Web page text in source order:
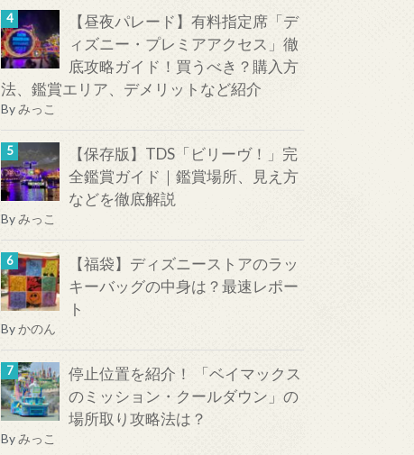
【昼夜パレード】有料指定席「デ
ィズニー・プレミアアクセス」徹
底攻略ガイド！買うべき？購入方
法、鑑賞エリア、デメリットなど紹介
Byみっこ
【保存版】TDS「ビリーヴ！」完
全鑑賞ガイド｜鑑賞場所、見え方
などを徹底解説
Byみっこ
【福袋】ディズニーストアのラッ
キーバッグの中身は？最速レポー
ト
Byかのん
停止位置を紹介！ 「ベイマックス
のミッション・クールダウン」の
場所取り攻略法は？
Byみっこ